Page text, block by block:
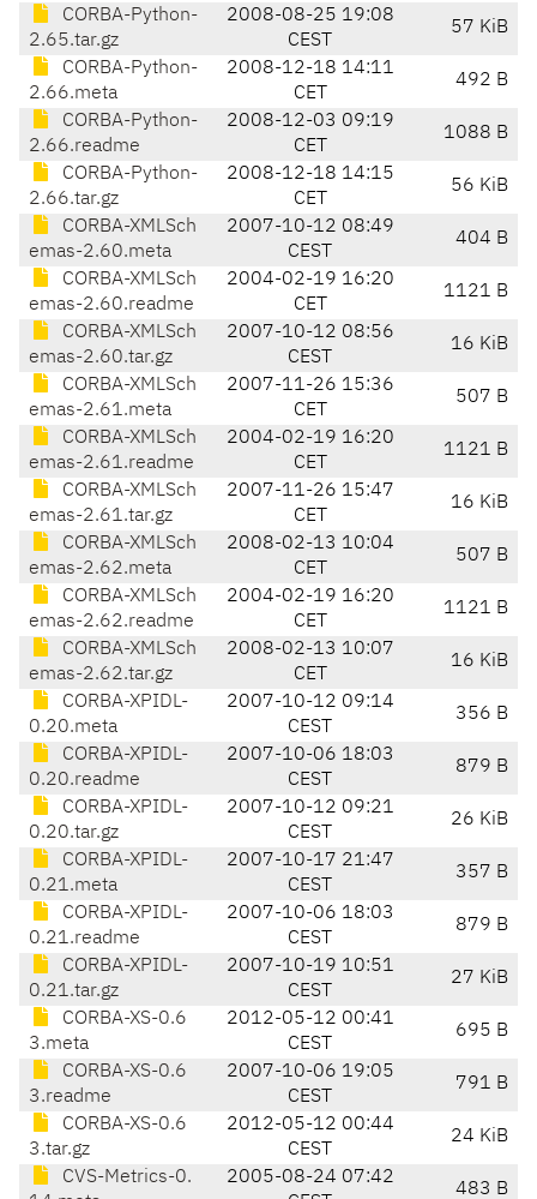
CORBA-Python-
2.65.tar.gz
2008-08-25 19:08
CEST
57 KiB
CORBA-Python-
2.66.meta
2008-12-18 14:11
CET
492 B
CORBA-Python-
2.66.readme
2008-12-03 09:19
CET
1088 B
CORBA-Python-
2.66.tar.gz
2008-12-18 14:15
CET
56 KiB
CORBA-XMLSch
emas-2.60.meta
2007-10-12 08:49
CEST
404 B
CORBA-XMLSch
emas-2.60.readme
2004-02-19 16:20
CET
1121 B
CORBA-XMLSch
emas-2.60.tar.gz
2007-10-12 08:56
CEST
16 KiB
CORBA-XMLSch
emas-2.61.meta
2007-11-26 15:36
CET
507 B
CORBA-XMLSch
emas-2.61.readme
2004-02-19 16:20
CET
1121 B
CORBA-XMLSch
emas-2.61.tar.gz
2007-11-26 15:47
CET
16 KiB
CORBA-XMLSch
emas-2.62.meta
2008-02-13 10:04
CET
507 B
CORBA-XMLSch
emas-2.62.readme
2004-02-19 16:20
CET
1121 B
CORBA-XMLSch
emas-2.62.tar.gz
2008-02-13 10:07
CET
16 KiB
CORBA-XPIDL-
0.20.meta
2007-10-12 09:14
CEST
356 B
CORBA-XPIDL-
0.20.readme
2007-10-06 18:03
CEST
879 B
CORBA-XPIDL-
0.20.tar.gz
2007-10-12 09:21
CEST
26 KiB
CORBA-XPIDL-
0.21.meta
2007-10-17 21:47
CEST
357 B
CORBA-XPIDL-
0.21.readme
2007-10-06 18:03
CEST
879 B
CORBA-XPIDL-
0.21.tar.gz
2007-10-19 10:51
CEST
27 KiB
CORBA-XS-0.6
3.meta
2012-05-12 00:41
CEST
695 B
CORBA-XS-0.6
3.readme
2007-10-06 19:05
CEST
791 B
CORBA-XS-0.6
3.tar.gz
2012-05-12 00:44
CEST
24 KiB
CVS-Metrics-0.
2005-08-24 07:42
483 B